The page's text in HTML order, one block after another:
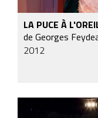
LA PUCE À
de Georges
2012